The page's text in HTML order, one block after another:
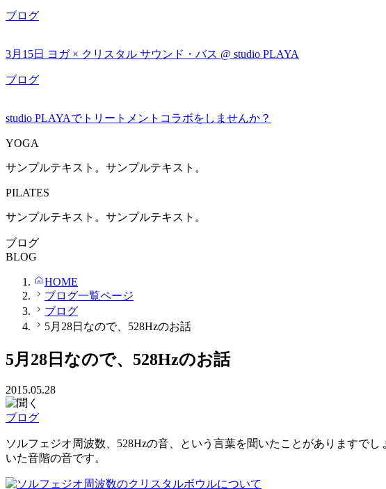
ブログ
3月15日 ヨガ × クリスタル サウンド・バス @ studio PLAYA
ブログ
studio PLAYAでトリートメントコラボをしませんか？
YOGA
サンプルテキスト。サンプルテキスト。
PILATES
サンプルテキスト。サンプルテキスト。
ブログ
BLOG
HOME
ブログ一覧ページ
ブログ
5月28日なので、528Hzのお話
5月28日なので、528Hzのお話
2015.05.28
ブログ
ソルフェジオ周波数、528Hzの音、という言葉を聞いたことがありますで
いた音階の音です。